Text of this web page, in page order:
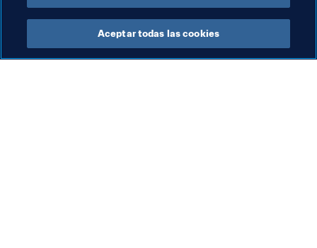
Aceptar todas las cookies